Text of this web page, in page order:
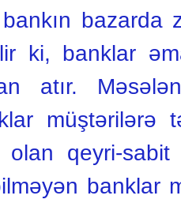
bazarda
ki, banklar
atır.
müştərilərə
qeyri-sabit
banklar